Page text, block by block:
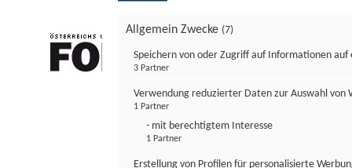
Allgemein Zwecke (7)
Speichern von oder Zugriff auf Informationen auf
3 Partner
Verwendung reduzierter Daten zur Auswahl von
1 Partner
- mit berechtigtem Interesse
1 Partner
Erstellung von Profilen für personalisierte
FONDS professionell